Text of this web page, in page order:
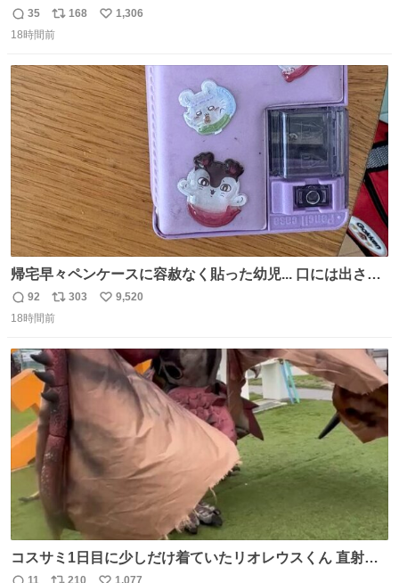
返
信
35
リ
ポ
ト
数
168
い
数
1,306
18時間前
帰宅早々ペンケースに容赦なく貼った幼児... 口には出さぬ
が勿体無い精神で心がざわつく.....ッ
返
信
92
リ
ポ
ト
数
303
い
数
9,520
18時間前
コスサミ1日目に少しだけ着ていたリオレウスくん 直射日
光下で暑すぎて疲労状態 火耐性15ではだめですね 適応珠